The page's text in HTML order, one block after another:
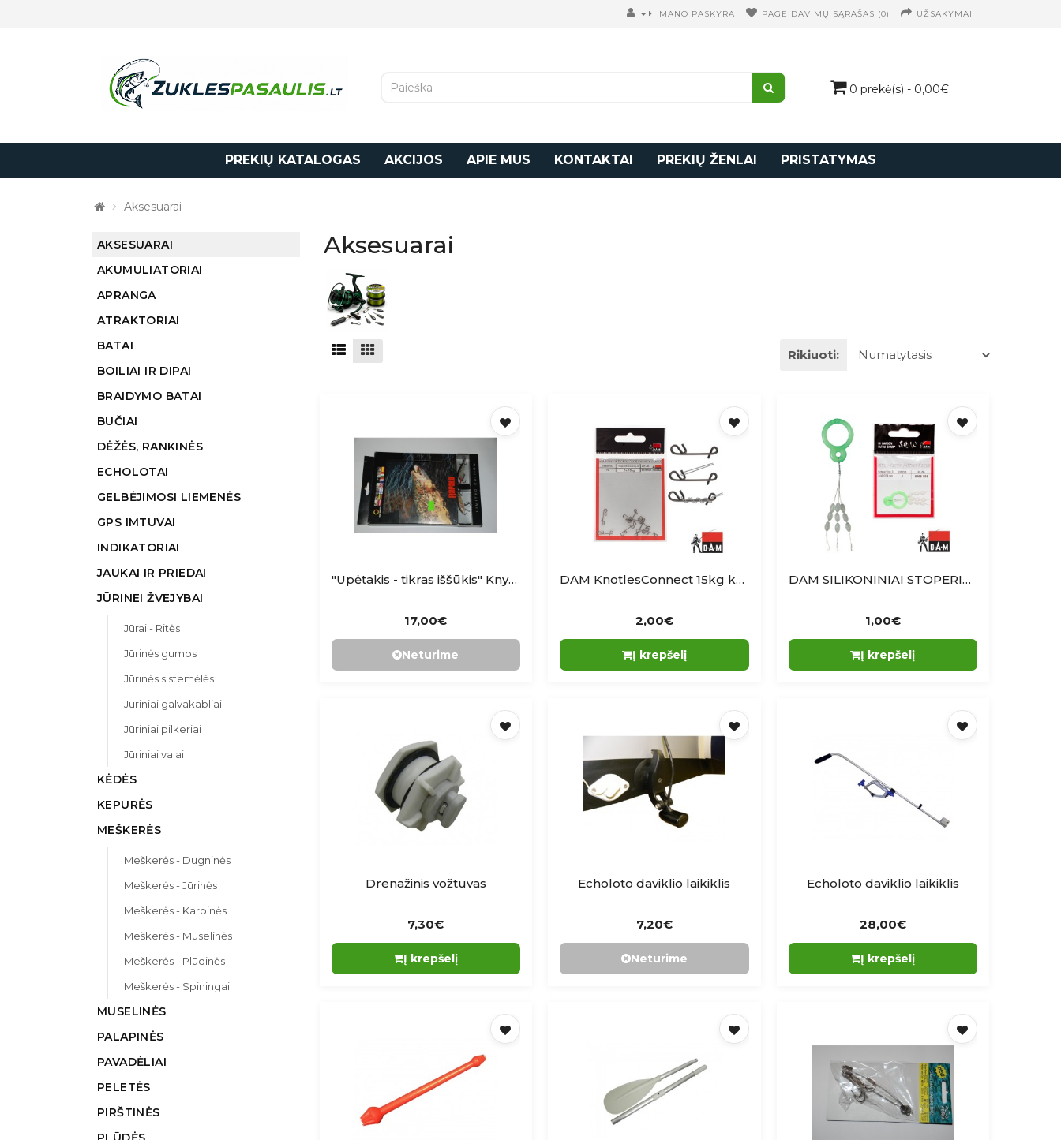
MANO PASKYRA PAGEIDAVIMŲ SĄRAŠAS (0) UŽSAKYMAI
0 prekė(s) - 0,00€
PREKIŲ KATALOGAS AKCIJOS APIE MUS KONTAKTAI PREKIŲ ŽENLAI PRISTATYMAS
Aksesuarai
AKSESUARAI
AKUMULIATORIAI
APRANGA
ATRAKTORIAI
BATAI
BOILIAI IR DIPAI
BRAIDYMO BATAI
BUČIAI
DĖŽĖS, RANKINĖS
ECHOLOTAI
GELBĖJIMOSI LIEMENĖS
GPS IMTUVAI
INDIKATORIAI
JAUKAI IR PRIEDAI
JŪRINEI ŽVEJYBAI
Jūrai - Ritės
Jūrinės gumos
Jūrinės sistemėlės
Jūriniai galvakabliai
Jūriniai pilkeriai
Jūriniai valai
KĖDĖS
KEPURĖS
MEŠKERĖS
Meškerės - Dugninės
Meškerės - Jūrinės
Meškerės - Karpinės
Meškerės - Muselinės
Meškerės - Plūdinės
Meškerės - Spiningai
MUSELINĖS
PALAPINĖS
PAVADĖLIAI
PELETĖS
PIRŠTINĖS
Aksesuarai
Rikiuoti:
"Upėtakis - tikras iššūkis" Knyga LT1
17,00€
Neturime
DAM KnotlesConnect 15kg karabinas be mazgo
2,00€
Į krepšelį
DAM SILIKONINIAI STOPERIAI 0.40-0.50mm 9pcs
1,00€
Į krepšelį
Drenažinis vožtuvas
7,30€
Į krepšelį
Echoloto daviklio laikiklis
7,20€
Neturime
Echoloto daviklio laikiklis
28,00€
Į krepšelį